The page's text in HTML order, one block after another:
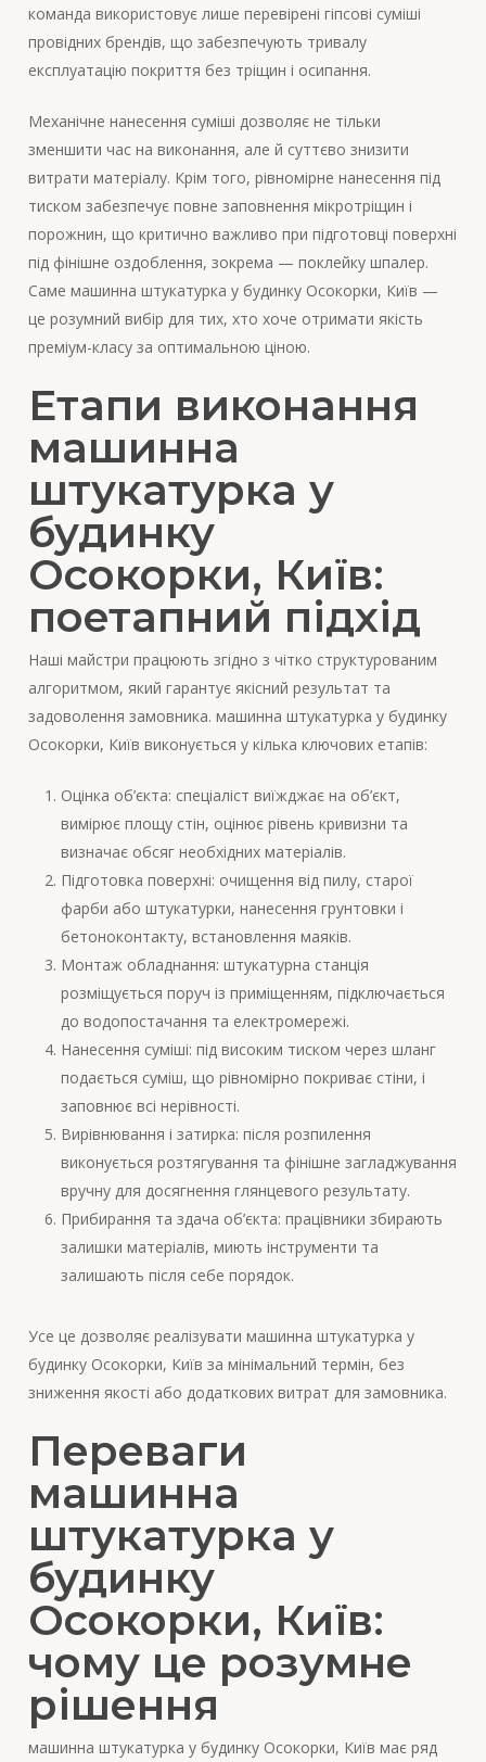
команда використовує лише перевірені гіпсові суміші
провідних брендів, що забезпечують тривалу
експлуатацію покриття без тріщин і осипання.
Механічне нанесення суміші дозволяє не тільки
зменшити час на виконання, але й суттєво знизити
витрати матеріалу. Крім того, рівномірне нанесення під
тиском забезпечує повне заповнення мікротріщин і
порожнин, що критично важливо при підготовці поверхні
під фінішне оздоблення, зокрема — поклейку шпалер.
Саме машинна штукатурка у будинку Осокорки, Київ —
це розумний вибір для тих, хто хоче отримати якість
преміум-класу за оптимальною ціною.
Етапи виконання
машинна
штукатурка у
будинку
Осокорки, Київ:
поетапний підхід
Наші майстри працюють згідно з чітко структурованим
алгоритмом, який гарантує якісний результат та
задоволення замовника. машинна штукатурка у будинку
Осокорки, Київ виконується у кілька ключових етапів:
Оцінка об’єкта: спеціаліст виїжджає на об’єкт,
вимірює площу стін, оцінює рівень кривизни та
визначає обсяг необхідних матеріалів.
Підготовка поверхні: очищення від пилу, старої
фарби або штукатурки, нанесення грунтовки і
бетоноконтакту, встановлення маяків.
Монтаж обладнання: штукатурна станція
розміщується поруч із приміщенням, підключається
до водопостачання та електромережі.
Нанесення суміші: під високим тиском через шланг
подається суміш, що рівномірно покриває стіни, і
заповнює всі нерівності.
Вирівнювання і затирка: після розпилення
виконується розтягування та фінішне загладжування
вручну для досягнення глянцевого результату.
Прибирання та здача об’єкта: працівники збирають
залишки матеріалів, миють інструменти та
залишають після себе порядок.
Усе це дозволяє реалізувати машинна штукатурка у
будинку Осокорки, Київ за мінімальний термін, без
зниження якості або додаткових витрат для замовника.
Переваги
машинна
штукатурка у
будинку
Осокорки, Київ:
чому це розумне
рішення
машинна штукатурка у будинку Осокорки, Київ має ряд